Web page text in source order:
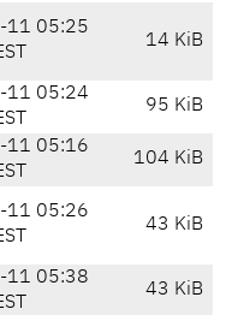
11 05:25
14 KiB
11 05:24
95 KiB
11 05:16
104 KiB
11 05:26
43 KiB
11 05:38
43 KiB